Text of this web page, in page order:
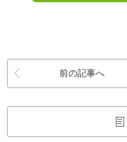
前の記事へ